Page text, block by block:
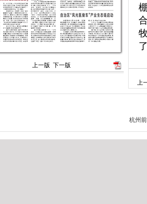
上一版 下一版
上